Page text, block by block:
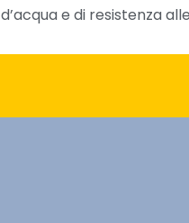
d’acqua e di resistenza